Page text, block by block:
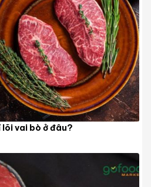
lõi vai bò ở đâu?